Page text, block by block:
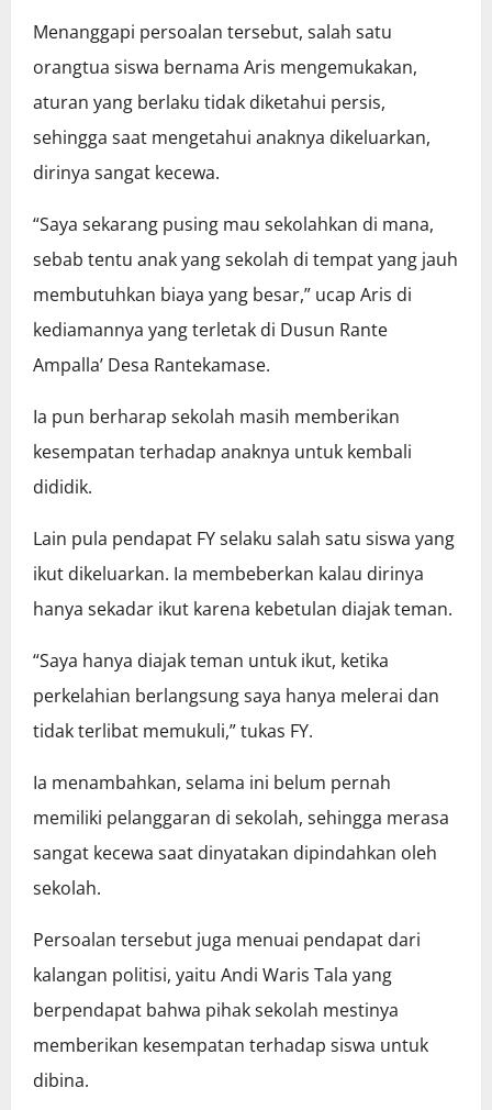
Menanggapi persoalan tersebut, salah satu
orangtua siswa bernama Aris mengemukakan,
aturan yang berlaku tidak diketahui persis,
sehingga saat mengetahui anaknya dikeluarkan,
dirinya sangat kecewa.
“Saya sekarang pusing mau sekolahkan di mana,
sebab tentu anak yang sekolah di tempat yang jauh
membutuhkan biaya yang besar,” ucap Aris di
kediamannya yang terletak di Dusun Rante
Ampalla’ Desa Rantekamase.
Ia pun berharap sekolah masih memberikan
kesempatan terhadap anaknya untuk kembali
dididik.
Lain pula pendapat FY selaku salah satu siswa yang
ikut dikeluarkan. Ia membeberkan kalau dirinya
hanya sekadar ikut karena kebetulan diajak teman.
“Saya hanya diajak teman untuk ikut, ketika
perkelahian berlangsung saya hanya melerai dan
tidak terlibat memukuli,” tukas FY.
Ia menambahkan, selama ini belum pernah
memiliki pelanggaran di sekolah, sehingga merasa
sangat kecewa saat dinyatakan dipindahkan oleh
sekolah.
Persoalan tersebut juga menuai pendapat dari
kalangan politisi, yaitu Andi Waris Tala yang
berpendapat bahwa pihak sekolah mestinya
memberikan kesempatan terhadap siswa untuk
dibina.